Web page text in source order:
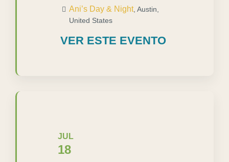
Ani’s Day & Night, Austin
United States
VER ESTE EVENTO
JUL
18